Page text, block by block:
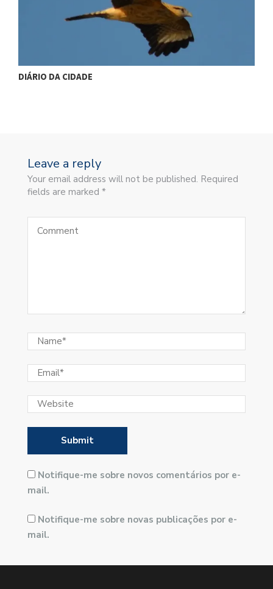
DIÁRIO DA CIDADE
Leave a reply
Your email address will not be published. Required
fields are marked *
Notifique-me sobre novos comentários por e-
mail.
Notifique-me sobre novas publicações por e-
mail.